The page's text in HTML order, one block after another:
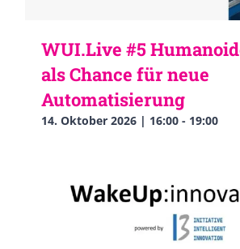
WUI.Live #5
als Chance für neue
Automatisierung
14. Oktober 2026 | 16:00 - 19:00